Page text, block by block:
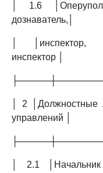
│ 1.6
дознаватель,│
│ │инспектор,
инспектор │
│ 2 │Должностные
управлений │
│ 2.1